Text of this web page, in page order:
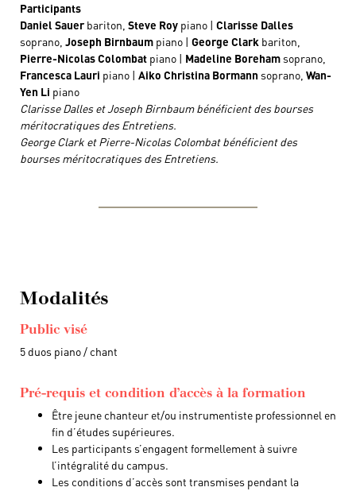
Participants
Daniel Sauerbariton, Steve Roy piano | Clarisse Dalles
soprano, Joseph Birnbaum piano | George Clark bariton,
Pierre-Nicolas Colombat piano | Madeline Boreham soprano,
Francesca Lauri piano | Aiko Christina Bormann soprano, Wan-
Yen Li piano
Clarisse Dalles et Joseph Birnbaum bénéficient des bourses
méritocratiques des Entretiens.
George Clark et Pierre-Nicolas Colombat bénéficient des
bourses méritocratiques des Entretiens.
Modalités
Public visé
5 duos piano / chant
Pré-requis et condition d’accès à la formation
Être jeune chanteur et/ou instrumentiste professionnel en
fin d’études supérieures.
Les participants s’engagent formellement à suivre
l’intégralité du campus.
Les conditions d’accès sont transmises pendant la